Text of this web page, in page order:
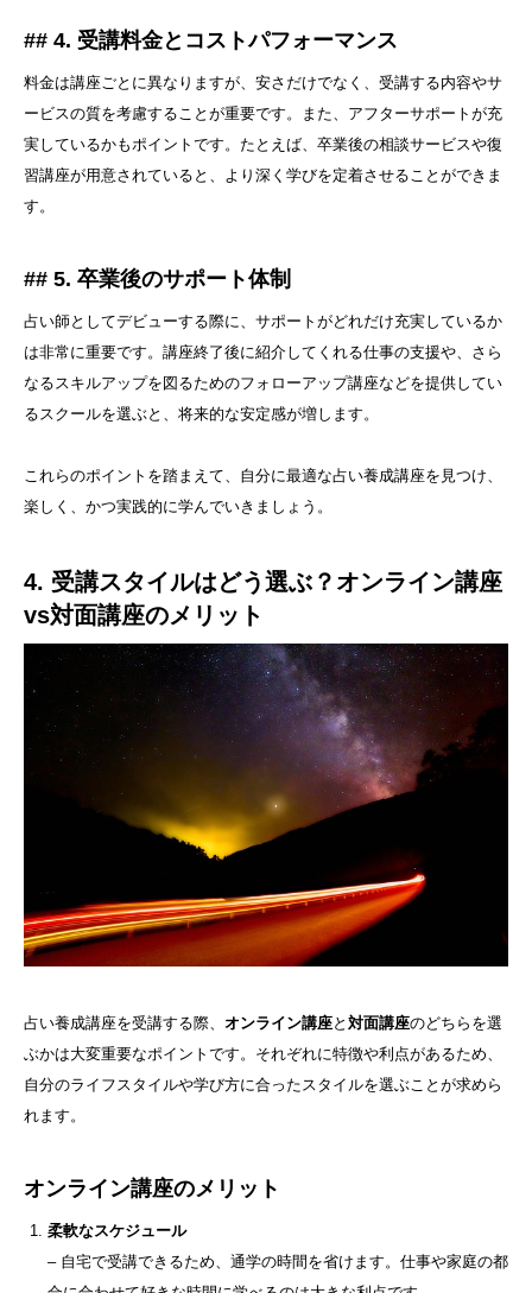
## 4. 受講料金とコストパフォーマンス
料金は講座ごとに異なりますが、安さだけでなく、受講する内容やサ
ービスの質を考慮することが重要です。また、アフターサポートが充
実しているかもポイントです。たとえば、卒業後の相談サービスや復
習講座が用意されていると、より深く学びを定着させることができま
す。
## 5. 卒業後のサポート体制
占い師としてデビューする際に、サポートがどれだけ充実しているか
は非常に重要です。講座終了後に紹介してくれる仕事の支援や、さら
なるスキルアップを図るためのフォローアップ講座などを提供してい
るスクールを選ぶと、将来的な安定感が増します。
これらのポイントを踏まえて、自分に最適な占い養成講座を見つけ、
楽しく、かつ実践的に学んでいきましょう。
4. 受講スタイルはどう選ぶ？オンライン講座
vs対面講座のメリット
占い養成講座を受講する際、 オンライン講座と 対面講座のどちらを選
ぶかは大変重要なポイントです。それぞれに特徴や利点があるため、
自分のライフスタイルや学び方に合ったスタイルを選ぶことが求めら
れます。
オンライン講座のメリット
柔軟なスケジュール
– 自宅で受講できるため、通学の時間を省けます。仕事や家庭の都